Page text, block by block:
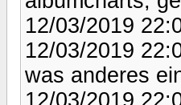
12/03/2019
12/03/2019
was anderes
12/03/2019